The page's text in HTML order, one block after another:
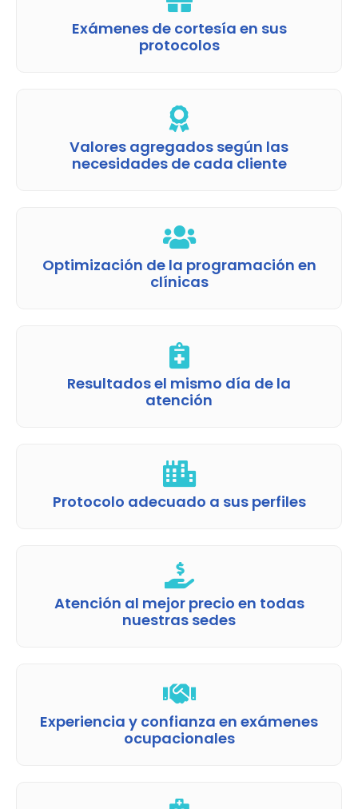
Exámenes de cortesía en sus
protocolos
Valores agregados según las
necesidades de cada cliente
Optimización de la programación en
clínicas
Resultados el mismo día de la
atención
Protocolo adecuado a sus perfiles
Atención al mejor precio en todas
nuestras sedes
Experiencia y confianza en exámenes
ocupacionales